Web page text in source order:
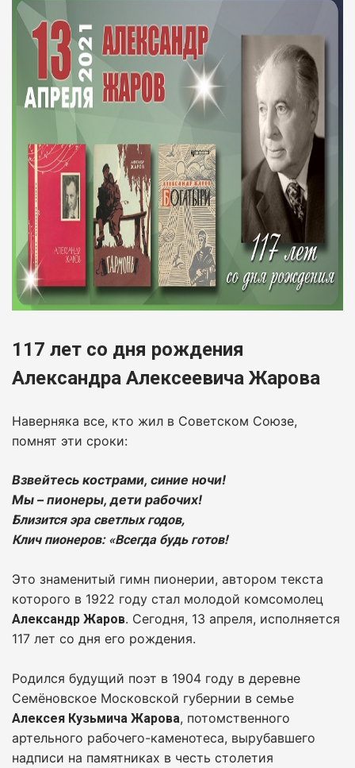
117 лет со дня рождения
Александра Алексеевича Жарова
Наверняка все, кто жил в Советском Союзе,
помнят эти сроки:
Взвейтесь кострами, синие ночи!
Мы – пионеры, дети рабочих!
Близится эра светлых годов,
Клич пионеров: «Всегда будь готов!
Это знаменитый гимн пионерии, автором текста
которого в 1922 году стал молодой комсомолец
Александр Жаров. Сегодня, 13 апреля, исполняется
117 лет со дня его рождения.
Родился будущий поэт в 1904 году в деревне
Семёновское Московской губернии в семье
Алексея Кузьмича Жарова, потомственного
артельного рабочего-каменотеса, вырубавшего
надписи на памятниках в честь столетия